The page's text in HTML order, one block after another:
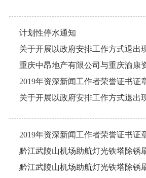
计划性停水通知
2019年资深新闻工作者荣誉证书证
2019年资深新闻工作者荣誉证书证
黔江武陵山机场助航灯光铁塔除锈
黔江武陵山机场助航灯光铁塔除锈